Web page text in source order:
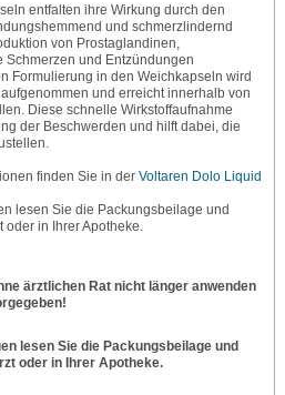
entfalten ihre Wirkung durch den
und schmerzlindernd
von Prostaglandinen,
und Entzündungen
Formulierung in den Weichkapseln wird
und erreicht innerhalb von
Diese schnelle Wirkstoffaufnahme
der Beschwerden und hilft dabei, die
finden Sie in der Voltaren Dolo Liquid
lesen Sie die Packungsbeilage und
in Ihrer Apotheke.
ärztlichen Rat nicht länger anwenden
lesen Sie die Packungsbeilage und
oder in Ihrer Apotheke.